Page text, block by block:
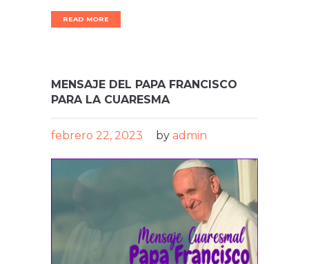
READ MORE
MENSAJE DEL PAPA FRANCISCO
PARA LA CUARESMA
febrero 22, 2023 by admin